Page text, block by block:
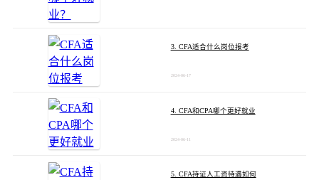
3. CFA适合什么岗位报考
2024-06-17
4. CFA和CPA哪个更好就业
2024-06-11
5. CFA持证人工资待遇如何